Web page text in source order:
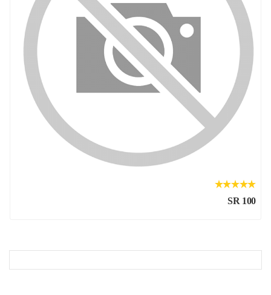
SR 100